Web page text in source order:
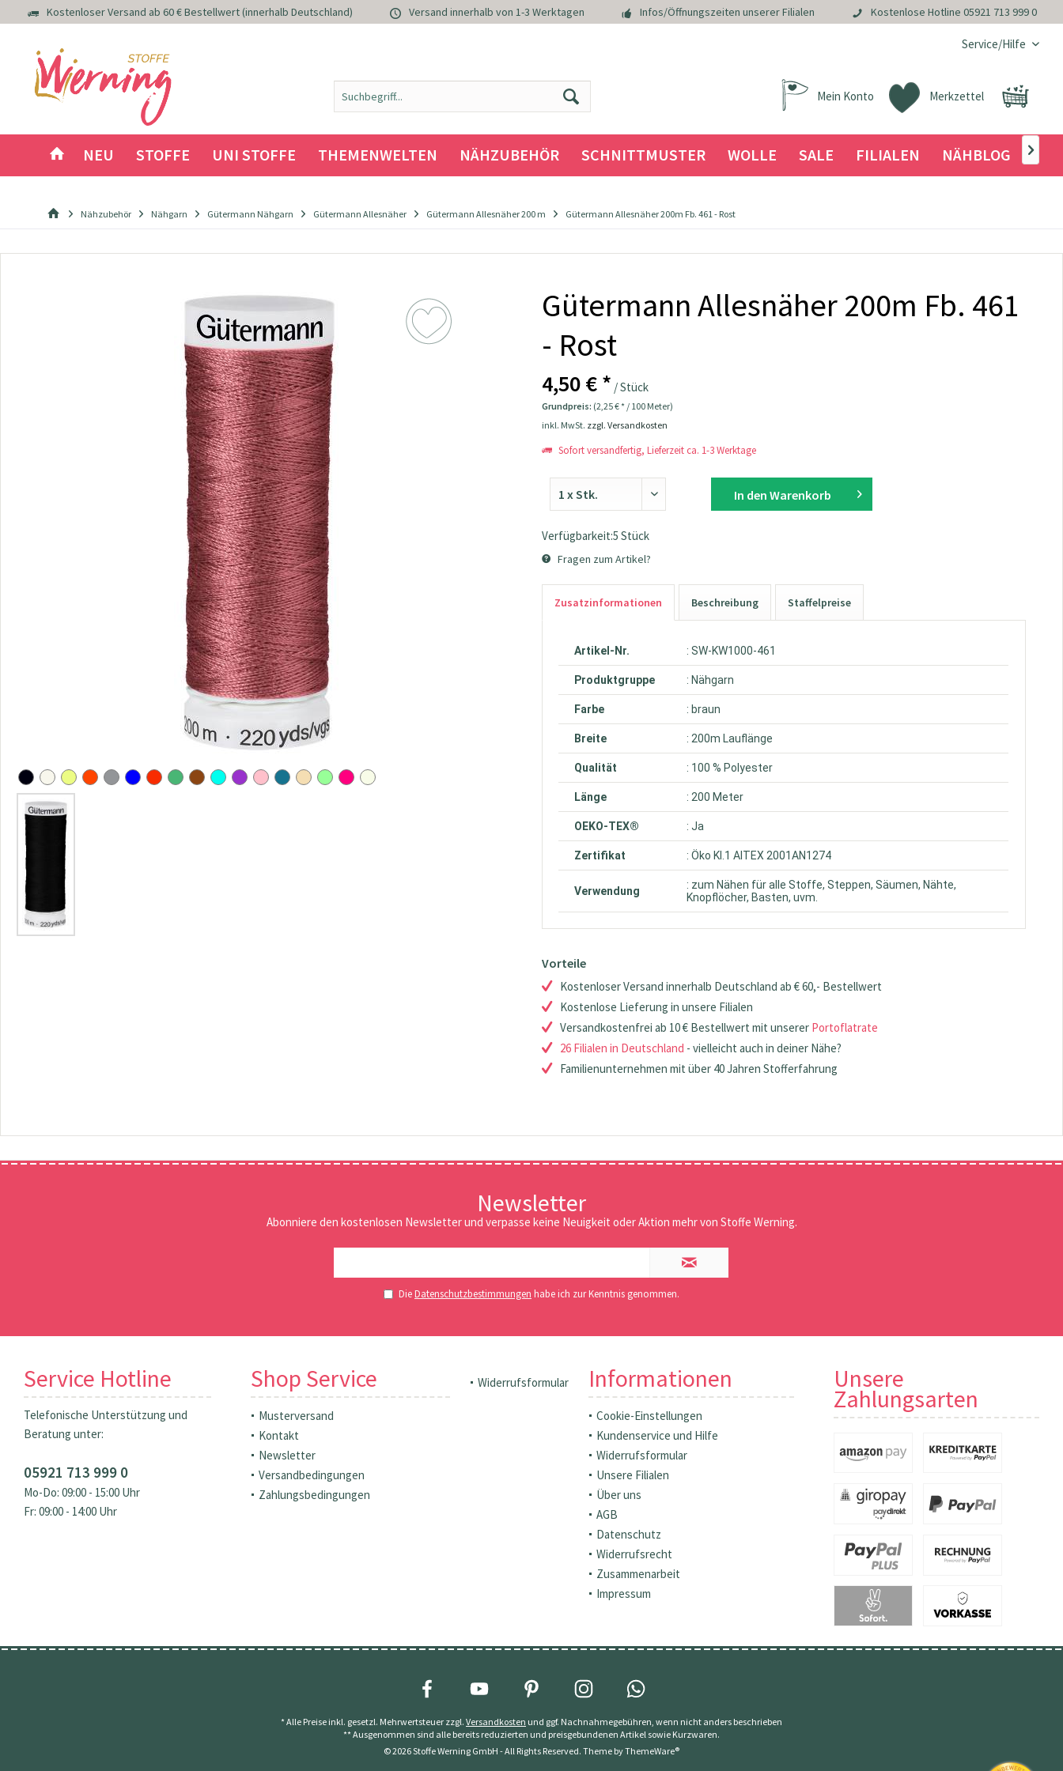
Kostenloser Versand ab 60 € Bestellwert (innerhalb Deutschland) Versand innerhalb von 1-3 Werktagen Infos/Öffnungszeiten unserer Filialen Kostenlose Hotline 05921 713 999 0
Service/Hilfe
Merkzettel
Mein Konto
NEU STOFFE UNI STOFFE THEMENWELTEN NÄHZUBEHÖR SCHNITTMUSTER WOLLE SALE FILIALEN NÄHBLOG 
Nähzubehör Nähgarn Gütermann Nähgarn Gütermann Allesnäher Gütermann Allesnäher 200 m Gütermann Allesnäher 200m Fb. 461 - Rost
Gütermann Allesnäher 200m Fb. 461
- Rost
4,50 € * / Stück
Grundpreis: (2,25 € * / 100 Meter)
inkl. MwSt. zzgl. Versandkosten
Sofort versandfertig, Lieferzeit ca. 1-3 Werktage
In den Warenkorb
Verfügbarkeit:5 Stück
Fragen zum Artikel?
Zusatzinformationen Beschreibung Staffelpreise
Artikel-Nr. : SW-KW1000-461
Produktgruppe : Nähgarn
Farbe : braun
Breite : 200m Lauflänge
Qualität : 100 % Polyester
Länge : 200 Meter
OEKO-TEX® : Ja
Zertifikat : Öko Kl.1 AITEX 2001AN1274
Verwendung
: zum Nähen für alle Stoffe, Steppen, Säumen, Nähte,
Knopflöcher, Basten, uvm.
Vorteile
Kostenloser Versand innerhalb Deutschland ab € 60,- Bestellwert
Kostenlose Lieferung in unsere Filialen
Versandkostenfrei ab 10 € Bestellwert mit unserer Portoflatrate
26 Filialen in Deutschland - vielleicht auch in deiner Nähe?
Familienunternehmen mit über 40 Jahren Stofferfahrung
Newsletter
Abonniere den kostenlosen Newsletter und verpasse keine Neuigkeit oder Aktion mehr von Stoffe Werning.
DieDatenschutzbestimmungen habe ich zur Kenntnis genommen.
Service Hotline
Telefonische Unterstützung und
Beratung unter:
05921 713 999 0
Mo-Do: 09:00 - 15:00 Uhr
Fr: 09:00 - 14:00 Uhr
Shop Service
Musterversand
Kontakt
Newsletter
Versandbedingungen
Zahlungsbedingungen
Widerrufsformular Informationen
Cookie-Einstellungen
Kundenservice und Hilfe
Widerrufsformular
Unsere Filialen
Über uns
AGB
Datenschutz
Widerrufsrecht
Zusammenarbeit
Impressum
Unsere
Zahlungsarten
* Alle Preise inkl. gesetzl. Mehrwertsteuer zzgl. Versandkosten und ggf. Nachnahmegebühren, wenn nicht anders beschrieben
** Ausgenommen sind alle bereits reduzierten und preisgebundenen Artikel sowie Kurzwaren.
© 2026 Stoffe Werning GmbH - All Rights Reserved. Theme byThemeWare®